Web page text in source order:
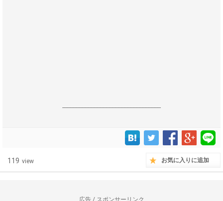
------------------------------------------------------------------
119 view お気に入りに追加
広告 / スポンサーリンク